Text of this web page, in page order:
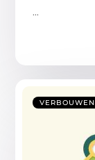
...
VERBOUWEN